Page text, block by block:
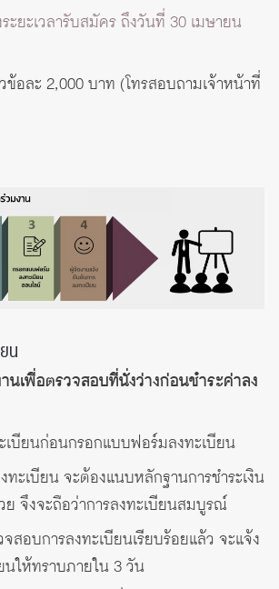
ะยะเวลารับสมัคร ถึงวันที่ 30 เมษายน
ข้อละ 2,000 บาท (โทรสอบถามเจ้าหน้าที่
น
เพื่อตรวจสอบที่นั่งว่างก่อนชำระค่าลง
เบียนก่อนกรอกแบบฟอร์มลงทะเบียน
ะเบียน จะต้องแนบหลักฐานการชำระเงิน
ย จึงจะถือว่าการลงทะเบียนสมบูรณ์
สอบการลงทะเบียนเรียบร้อยแล้ว จะแจ้ง
นให้ทราบภายใน 3 วัน